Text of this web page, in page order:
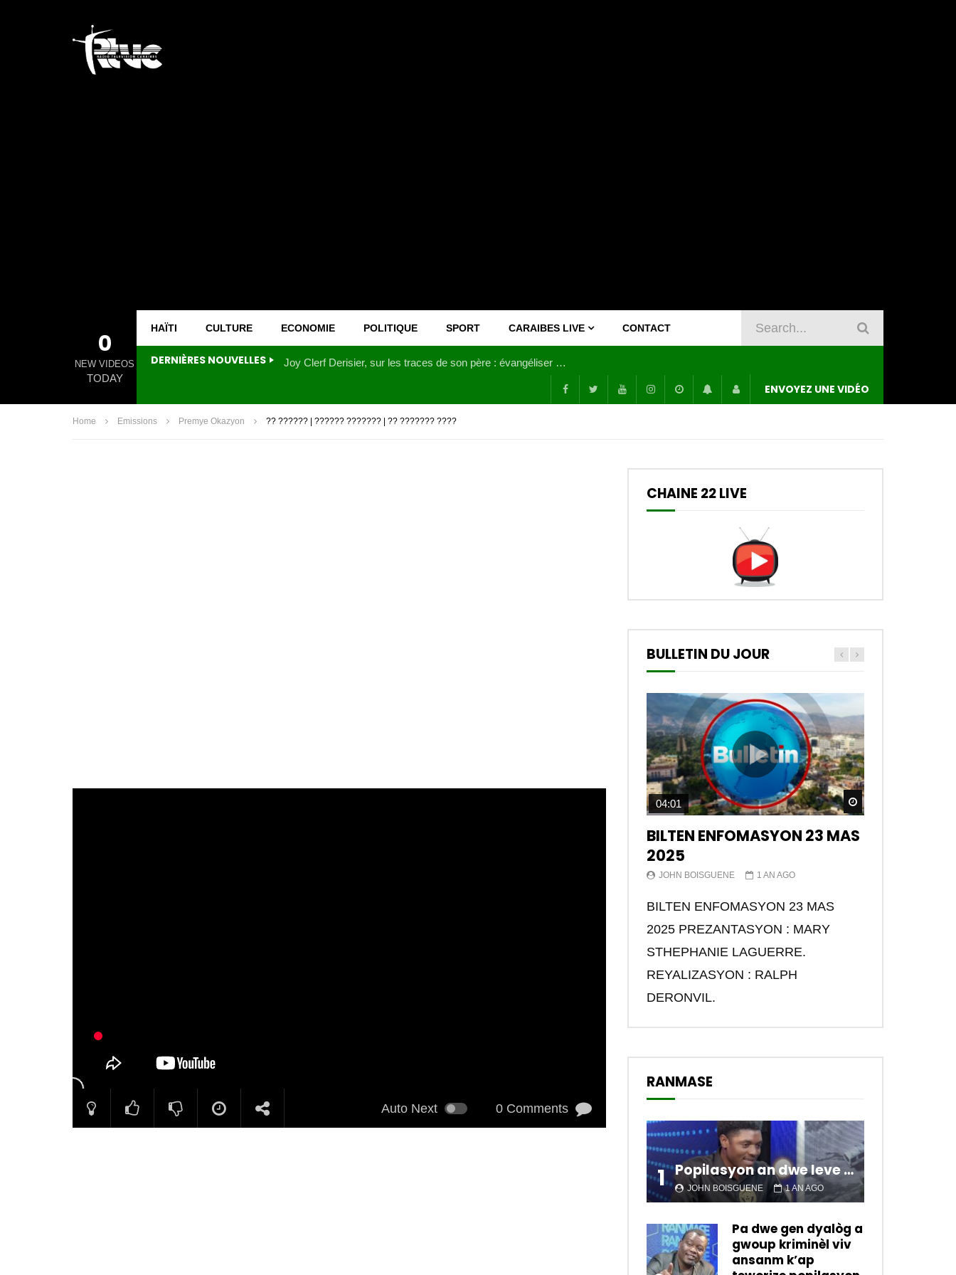
0
NEW VIDEOS
TODAY
HAÏTI CULTURE ECONOMIE POLITIQUE SPORT CARAIBES LIVE CONTACT
DERNIÈRES NOUVELLES Joy Clerf Derisier, sur les traces de son père : évangéliser par la musique
ENVOYEZ UNE VIDÉO
Home Emissions Premye Okazyon ?? ?????? | ?????? ??????? | ?? ??????? ????
Auto Next 0 Comments
CHAINE 22 LIVE
BULLETIN DU JOUR
Watch Later
04:01
BILTEN ENFOMASYON 23 MAS
2025
JOHN BOISGUENE 1 AN AGO
BILTEN ENFOMASYON 23 MAS
2025 PREZANTASYON : MARY
STHEPHANIE LAGUERRE.
REYALIZASYON : RALPH
DERONVIL.
RANMASE
1 Popilasyon an dwe leve kanpe pou chanje sitiyasyon kawotik l’ap viv nan peyi a.
JOHN BOISGUENE 1 AN AGO
Pa dwe gen dyalòg a
gwoup kriminèl viv
ansanm k’ap